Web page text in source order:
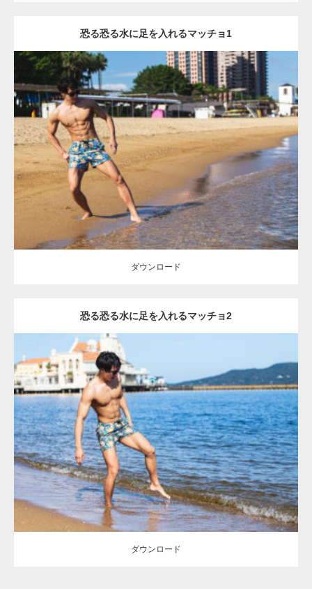
恐る恐る水に足を入れるマッチョ1
Update:2021.07.8
Category:海のマッチョ オレンジの人 AKIHITO(細マッチョ) 腹筋
ダウンロード
ダウンロード
恐る恐る水に足を入れるマッチョ2
Update:2021.07.8
Category:海のマッチョ オレンジの人 AKIHITO(細マッチョ) 大胸筋
脚
ダウンロード
ダウンロード
【YouTube】マッチョフリー素材メンバーが
ギネス世界記録…
【TV】TBS番組「ひるおび」にてマッスルプ
ラスが紹介されま…
TOKYO FMラジオ番組「ONE MORNING」
で紹介さ…
NHK「所さん！事件ですよ」に取材されまし
た（6/8放送）